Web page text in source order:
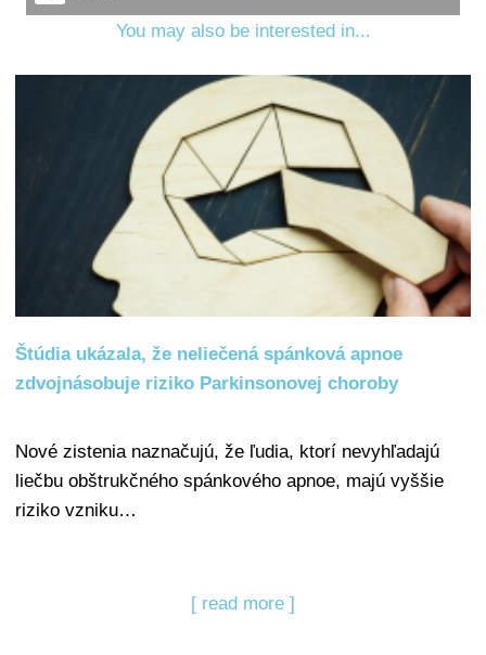
You may also be interested in...
Štúdia ukázala, že neliečená spánková apnoe
zdvojnásobuje riziko Parkinsonovej choroby
Nové zistenia naznačujú, že ľudia, ktorí nevyhľadajú
liečbu obštrukčného spánkového apnoe, majú vyššie
riziko vzniku…
[ read more ]